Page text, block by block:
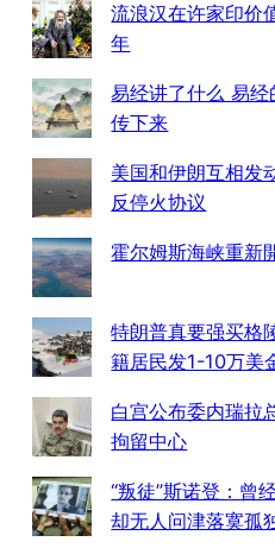
流浪汉在许家印价
年
易经讲了什么 易
传下来
美国和伊朗互相发
反停火协议
霍尔姆斯海峡重新
特朗普真要强买格
籍居民发1-10万美
白宫公布委内瑞拉
拘留中心
“叛徒”斯诺登：曾
却无人问津落寞孤